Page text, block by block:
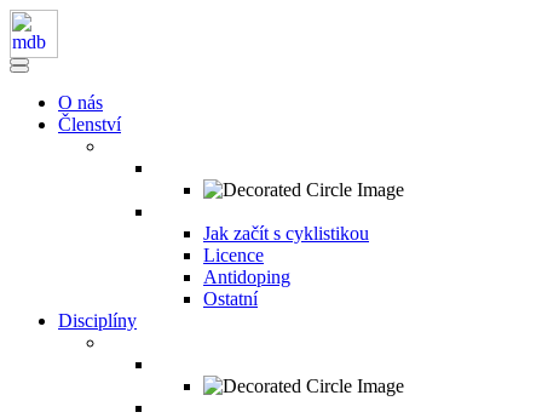
O nás
Členství
Jak začít s cyklistikou
Licence
Antidoping
Ostatní
Disciplíny